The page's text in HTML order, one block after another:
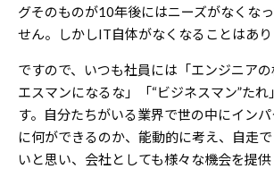
グそのものが10年後にはニーズがなくな
せん。しかしIT自体がなくなることはあり
ですので、いつも社員には「エンジニア
エスマンになるな」「“ビジネスマン”たれ
す。自分たちがいる業界で世の中にイン
に何ができるのか、能動的に考え、自走
いと思い、会社としても様々な機会を提供